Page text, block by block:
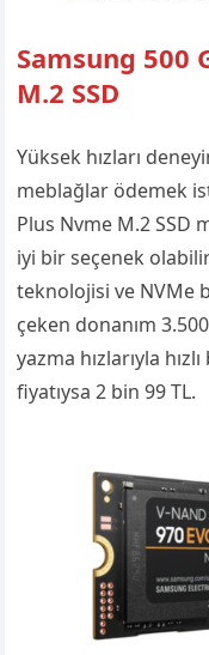
Samsung 500
M.2 SSD
Yüksek hızları
meblağlar ödemek
Plus Nvme M.2 SSD
iyi bir seçenek
teknolojisi ve NVMe
çeken donanım
yazma hızlarıyla
fiyatıysa 2 bin 99 TL.